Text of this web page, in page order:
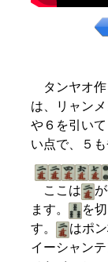
タンヤオ作
は、リャン
や６を引い
い点で、５
ここは
ます。
を
す。
はポ
イーシャン